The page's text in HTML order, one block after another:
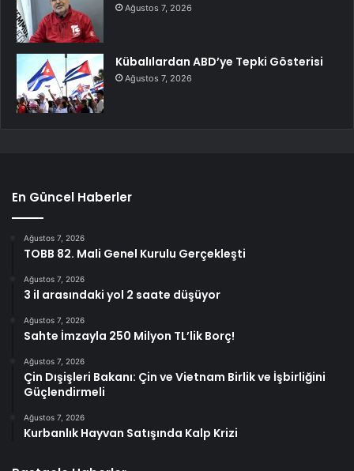
Ağustos 7, 2026
Kübalılardan ABD’ye Tepki Gösterisi
Ağustos 7, 2026
En Güncel Haberler
Ağustos 7, 2026
TOBB 82. Mali Genel Kurulu Gerçekleşti
Ağustos 7, 2026
3 il arasındaki yol 2 saate düşüyor
Ağustos 7, 2026
Sahte İmzayla 250 Milyon TL’lik Borç!
Ağustos 7, 2026
Çin Dışişleri Bakanı: Çin ve Vietnam Birlik ve İşbirliğini
Güçlendirmeli
Ağustos 7, 2026
Kurbanlık Hayvan Satışında Kalp Krizi